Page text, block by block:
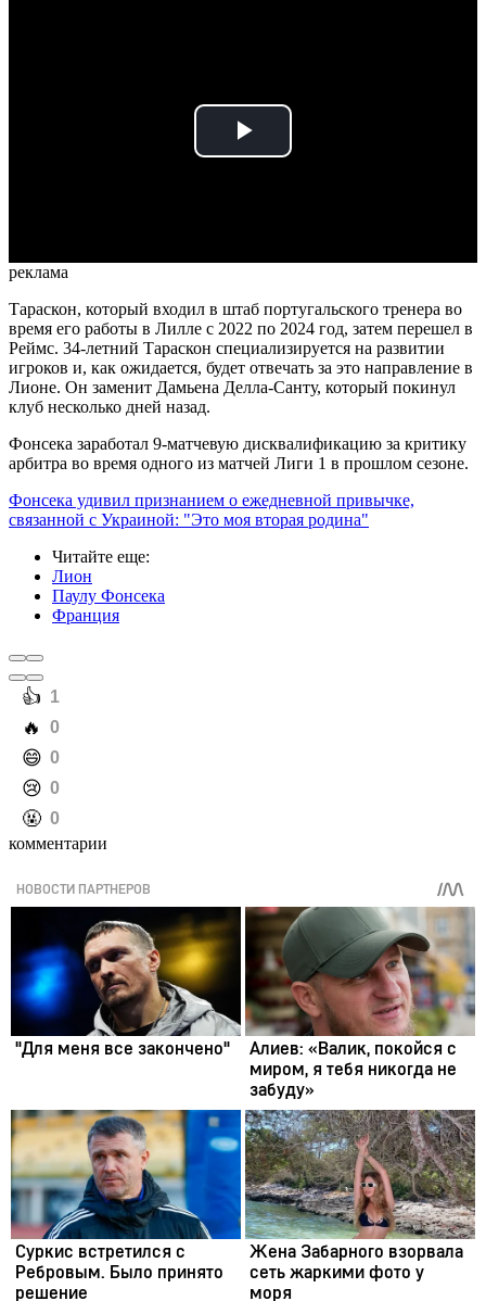
Play
реклама
Тараскон, который входил в штаб португальского тренера во
время его работы в Лилле с 2022 по 2024 год, затем перешел в
Реймс. 34-летний Тараскон специализируется на развитии
игроков и, как ожидается, будет отвечать за это направление в
Лионе. Он заменит Дамьена Делла-Санту, который покинул
клуб несколько дней назад.
Фонсека заработал 9-матчевую дисквалификацию за критику
арбитра во время одного из матчей Лиги 1 в прошлом сезоне.
Фонсека удивил признанием о ежедневной привычке,
связанной с Украиной: "Это моя вторая родина"
Читайте еще:
Лион
Паулу Фонсека
Франция
️👍 1
️🔥 0
️😄 0
️😢 0
️🤬 0
комментарии